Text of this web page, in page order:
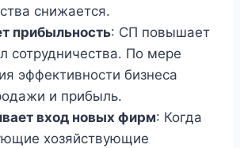
снижается.
прибыльность: СП повышает
сотрудничества. По мере
эффективности бизнеса
и прибыль.
вход новых фирм: Когда
хозяйствующие